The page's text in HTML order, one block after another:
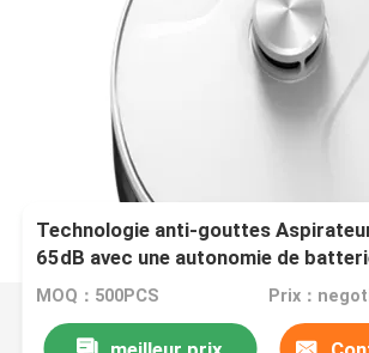
Technologie anti-gouttes
65dB avec une autonomie de
jusqu'à 120 minutes
MOQ：500PCS Prix：